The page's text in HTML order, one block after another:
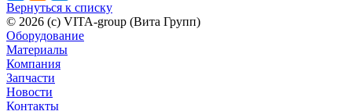
Вернуться к списку
© 2026 (c) VITA-group (Вита Групп)
Оборудование
Материалы
Компания
Запчасти
Новости
Контакты